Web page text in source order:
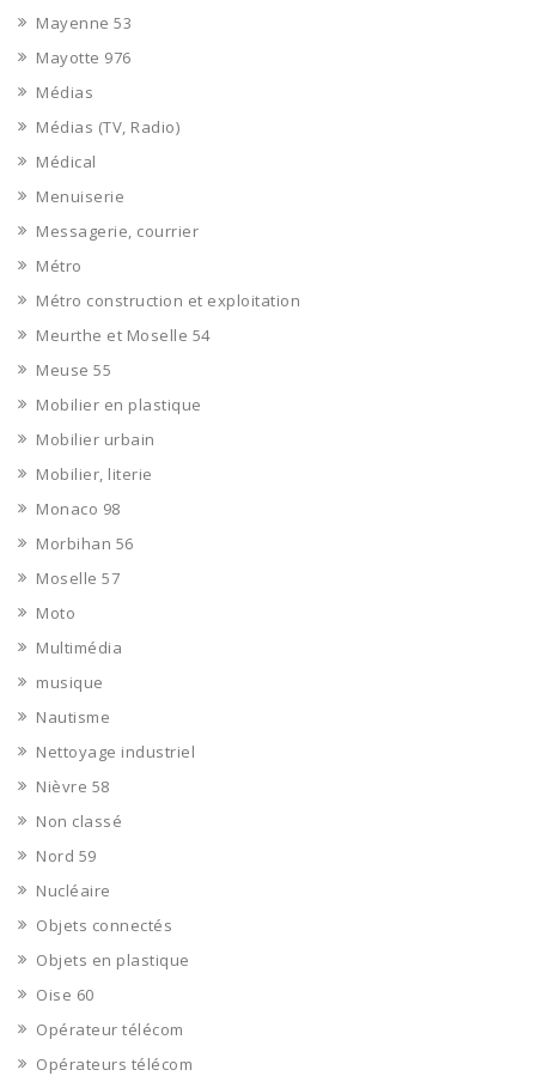
Mayenne 53
Mayotte 976
Médias
Médias (TV, Radio)
Médical
Menuiserie
Messagerie, courrier
Métro
Métro construction et exploitation
Meurthe et Moselle 54
Meuse 55
Mobilier en plastique
Mobilier urbain
Mobilier, literie
Monaco 98
Morbihan 56
Moselle 57
Moto
Multimédia
musique
Nautisme
Nettoyage industriel
Nièvre 58
Non classé
Nord 59
Nucléaire
Objets connectés
Objets en plastique
Oise 60
Opérateur télécom
Opérateurs télécom